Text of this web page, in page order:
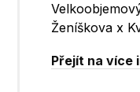
Ženíškova x
Přejít na více